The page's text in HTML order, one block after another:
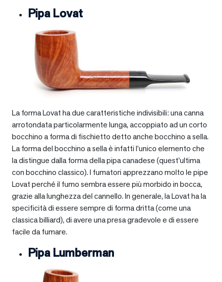
Pipa Lovat
La forma Lovat ha due caratteristiche indivisibili: una canna
arrotondata particolarmente lunga, accoppiato ad un corto
bocchino a forma di fischietto detto anche bocchino a sella.
La forma del bocchino a sella è infatti l’unico elemento che
la distingue dalla forma della pipa canadese (quest’ultima
con bocchino classico). I fumatori apprezzano molto le pipe
Lovat perché il fumo sembra essere più morbido in bocca,
grazie alla lunghezza del cannello. In generale, la Lovat ha la
specificità di essere sempre di forma dritta (come una
classica billiard), di avere una presa gradevole e di essere
facile da fumare.
Pipa Lumberman